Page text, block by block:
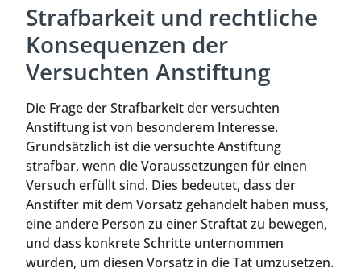
Strafbarkeit und rechtliche
Konsequenzen der
Versuchten Anstiftung
Die Frage der Strafbarkeit der versuchten
Anstiftung ist von besonderem Interesse.
Grundsätzlich ist die versuchte Anstiftung
strafbar, wenn die Voraussetzungen für einen
Versuch erfüllt sind. Dies bedeutet, dass der
Anstifter mit dem Vorsatz gehandelt haben muss,
eine andere Person zu einer Straftat zu bewegen,
und dass konkrete Schritte unternommen
wurden, um diesen Vorsatz in die Tat umzusetzen.